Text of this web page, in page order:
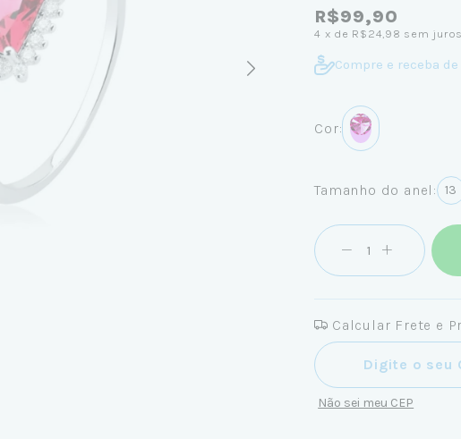
R$99,90
4 x de R$24,98 sem juros
Compre e receba
Cor:
Tamanho do anel: 13
Calcular Frete e
Entregas para o CEP:
Não sei meu CEP